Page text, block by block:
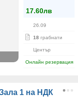
17.60лв
26.09
18 грабнати
Център
Онлайн резервация
1 на НДК